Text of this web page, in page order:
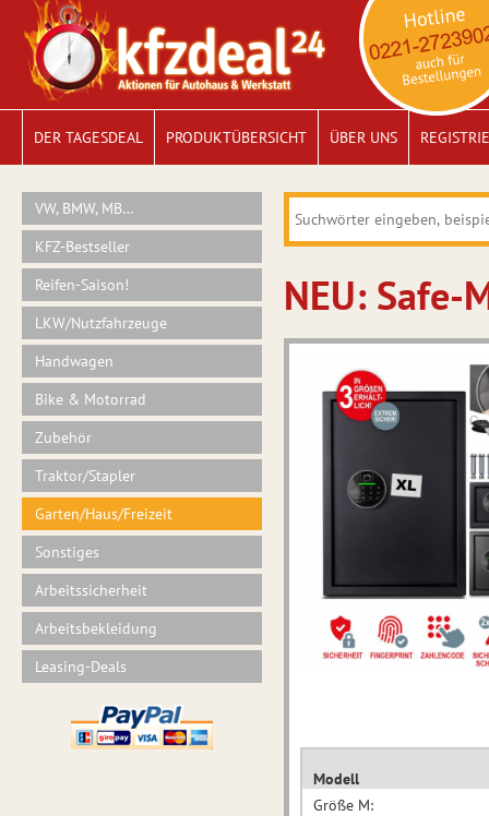
DER TAGESDEAL PRODUKTÜBERSICHT ÜBER UNS
VW, BMW, MB…
KFZ-Bestseller
Reifen-Saison!
LKW/Nutzfahrzeuge
Handwagen
Bike & Motorrad
Zubehör
Traktor/Stapler
Garten/Haus/Freizeit
Sonstiges
Arbeitssicherheit
Arbeitsbekleidung
Leasing-Deals
NEU: Safe-
Modell
Größe M: